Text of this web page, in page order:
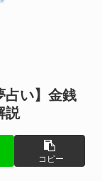
占い】金銭
説
コピー